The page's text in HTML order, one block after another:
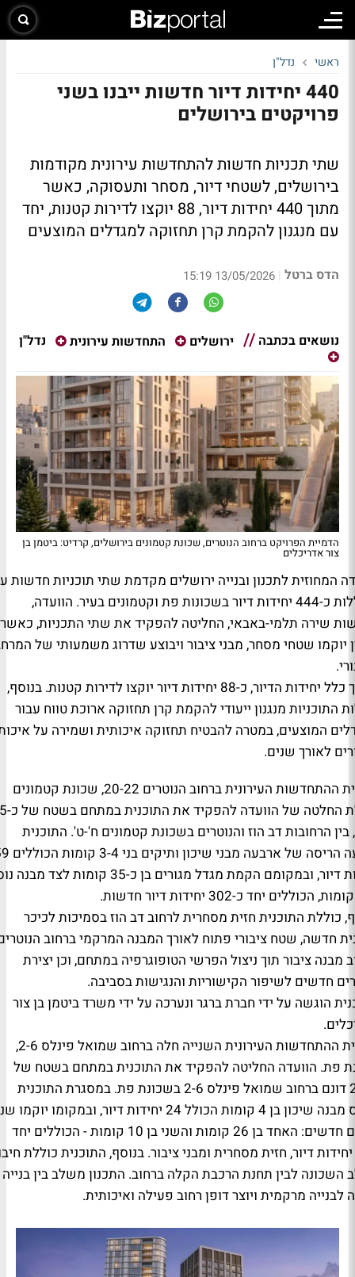
ראשי נדל"ן
440 יחידות דיור חדשות ייבנו בשני
פרויקטים בירושלים
שתי תכניות חדשות להתחדשות עירונית מקודמות
בירושלים, לשטחי דיור, מסחר ותעסוקה, כאשר
מתוך 440 יחידות דיור, 88 יוקצו לדירות קטנות, יחד
עם מנגנון להקמת קרן תחזוקה למגדלים המוצעים
הדס ברטל |
13/05/2026 15:19
נושאים בכתבה ירושלים התחדשות עירונית נדל"ן
הדמיית הפרויקט ברחוב הנוטרים, שכונת קטמונים בירושלים, קרדיט: ביטמן בן
צור אדריכלים
המחוזית לתכנון ובנייה ירושלים מקדמת שתי תוכניות חדשות
הכוללות כ-444 יחידות דיור בשכונות פת וקטמונים בעיר. הוועדה,
שירה תלמי-באבאי, החליטה להפקיד את שתי התכניות, כאשר
יוקמו שטחי מסחר, מבני ציבור ויבוצע שדרוג משמעותי של
מתוך כלל יחידות הדיור, כ-88 יחידות דיור יוקצו לדירות קטנות. בנוסף,
התוכניות מנגנון ייעודי להקמת קרן תחזוקה ארוכת טווח עבור
המוצעים, במטרה להבטיח תחזוקה איכותית ושמירה על
לאורך שנים.
תוכנית ההתחדשות העירונית ברחוב הנוטרים 20-22, שכונת קטמונים
כוללת החלטה של הוועדה להפקיד את התוכנית במתחם בשטח של כ-5
בין הרחובות דב הוז והנוטרים בשכונת קטמונים ח'-ט'. התוכנית
מציעה הריסה של ארבעה
יחידות דיור, ובמקומם הקמת מגדל מגורים בן כ-35 קומות לצד
כוללת התוכנית חזית מסחרית לרחוב דב הוז בסמיכות לכיכר
חדשה, שטח ציבורי פתוח לאורך המבנה המרקמי ברחוב
מבנה ציבור תוך ניצול הפרשי הטופוגרפיה במתחם, וכן יצירת
חדשים לשיפור הקישוריות והנגישות בסביבה.
הוגשה על ידי חברת ברגר ונערכה על ידי משרד ביטמן בן צור
תוכנית ההתחדשות העירונית השנייה חלה ברחוב שמואל פינלס 2-6,
פת. הוועדה החליטה להפקיד את התוכנית במתחם בשטח של
כ-2.4 דונם ברחוב שמואל פינלס 2-6 בשכונת פת. במסגרת התוכנית
ייהרס מבנה שיכון בן 4 קומות הכולל 24 יחידות דיור, ובמקומו יוקמו
מבנים חדשים: האחד בן 26 קומות והשני בן 10 קומות - הכוללים יחד
יחידות דיור, חזית מסחרית ומבני ציבור. בנוסף, התוכנית כוללת
השכונה לבין תחנת הרכבת הקלה ברחוב. התכנון משלב בין בנייה
לבנייה מרקמית ויוצר דופן רחוב פעילה ואיכותית.